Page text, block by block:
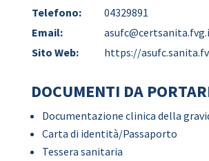
Telefono:
04329891
Email:
Sito Web:
https://
DOCUMENTI DA
Documentazione clinica della
Carta di identità/Passaporto
Tessera sanitaria